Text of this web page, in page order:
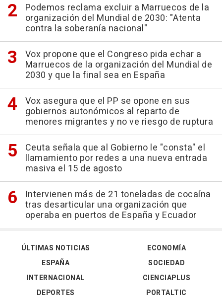
Podemos reclama excluir a Marruecos de la
organización del Mundial de 2030: "Atenta
contra la soberanía nacional"
Vox propone que el Congreso pida echar a
Marruecos de la organización del Mundial de
2030 y que la final sea en España
Vox asegura que el PP se opone en sus
gobiernos autonómicos al reparto de
menores migrantes y no ve riesgo de ruptura
Ceuta señala que al Gobierno le "consta" el
llamamiento por redes a una nueva entrada
masiva el 15 de agosto
Intervienen más de 21 toneladas de cocaína
tras desarticular una organización que
operaba en puertos de España y Ecuador
ÚLTIMAS NOTICIAS
ESPAÑA
INTERNACIONAL
DEPORTES
ECONOMÍA
SOCIEDAD
CIENCIAPLUS
PORTALTIC